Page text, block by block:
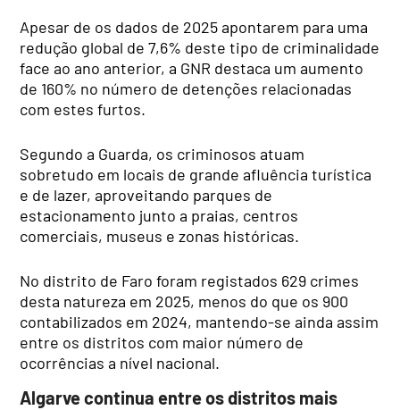
Apesar de os dados de 2025 apontarem para uma
redução global de 7,6% deste tipo de criminalidade
face ao ano anterior, a GNR destaca um aumento
de 160% no número de detenções relacionadas
com estes furtos.
Segundo a Guarda, os criminosos atuam
sobretudo em locais de grande afluência turística
e de lazer, aproveitando parques de
estacionamento junto a praias, centros
comerciais, museus e zonas históricas.
No distrito de Faro foram registados 629 crimes
desta natureza em 2025, menos do que os 900
contabilizados em 2024, mantendo-se ainda assim
entre os distritos com maior número de
ocorrências a nível nacional.
Algarve continua entre os distritos mais